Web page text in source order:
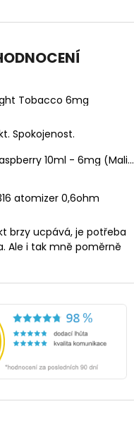
Tobacco 6mg
je 5 z 5 hvězdiček.
Spokojenost.
Liquid Dekang Raspberry 10ml - 6mg (Malina)
je 1 z 5 hvězdiček.
atomizer 0,6ohm
je 5 z 5 hvězdiček.
brzy ucpává, je potřeba
Ale i tak mně poměrně